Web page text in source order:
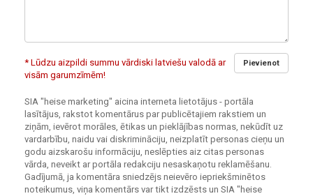
Pievienot
* Lūdzu aizpildi summu vārdiski latviešu valodā ar
visām garumzīmēm!
SIA "heise marketing" aicina interneta lietotājus - portāla
lasītājus, rakstot komentārus par publicētajiem rakstiem un
ziņām, ievērot morāles, ētikas un pieklājības normas, nekūdīt uz
vardarbību, naidu vai diskrimināciju, neizplatīt personas cieņu un
godu aizskarošu informāciju, neslēpties aiz citas personas
vārda, neveikt ar portāla redakciju nesaskaņotu reklamēšanu.
Gadījumā, ja komentāra sniedzējs neievēro iepriekšminētos
noteikumus, viņa komentārs var tikt izdzēsts un SIA "heise